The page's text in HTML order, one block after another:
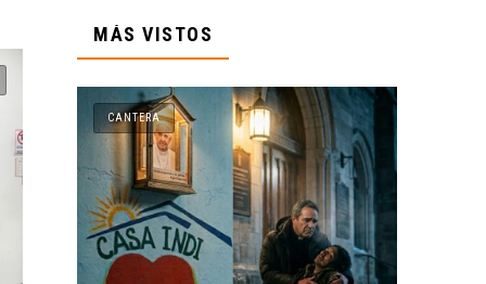
MÁS VISTOS
CANTERA